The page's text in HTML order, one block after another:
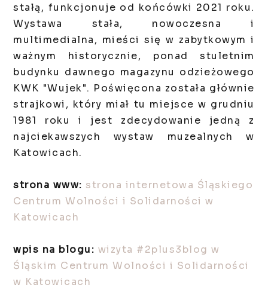
stałą, funkcjonuje od końcówki 2021 roku.
Wystawa stała, nowoczesna i
multimedialna, mieści się w zabytkowym i
ważnym historycznie, ponad stuletnim
budynku dawnego magazynu odzieżowego
KWK "Wujek". Poświęcona została głównie
strajkowi, który miał tu miejsce w grudniu
1981 roku i jest zdecydowanie jedną z
najciekawszych wystaw muzealnych w
Katowicach.
strona www:strona internetowa Śląskiego
Centrum Wolności i Solidarności w
Katowicach
wpis na blogu: wizyta #2plus3blog w
Śląskim Centrum Wolności i Solidarności
w Katowicach